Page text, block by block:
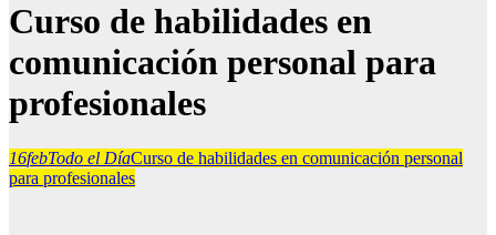
Curso de habilidades en
comunicación personal para
profesionales
16febTodo el DíaCurso de habilidades en comunicación personal
para profesionales